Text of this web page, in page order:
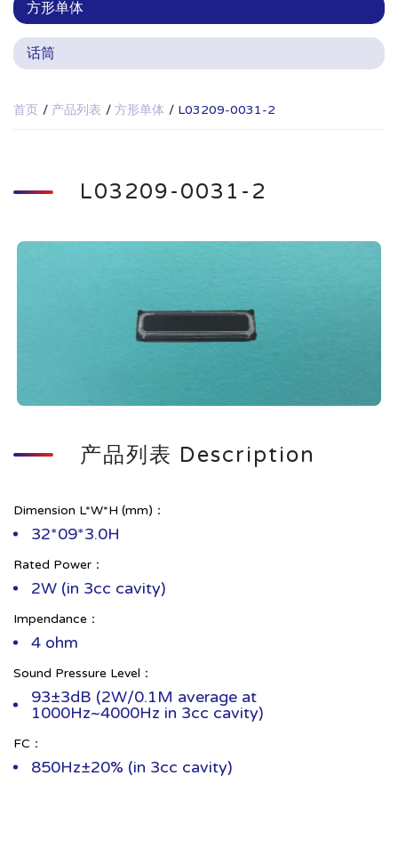
方形单体
话筒
首页 产品列表 方形单体 L03209-0031-2
L03209-0031-2
产品列表 Description
Dimension L*W*H (mm)：
32*09*3.0H
Rated Power：
2W (in 3cc cavity)
Impendance：
4 ohm
Sound Pressure Level：
93±3dB (2W/0.1M average at
1000Hz~4000Hz in 3cc cavity)
FC：
850Hz±20% (in 3cc cavity)